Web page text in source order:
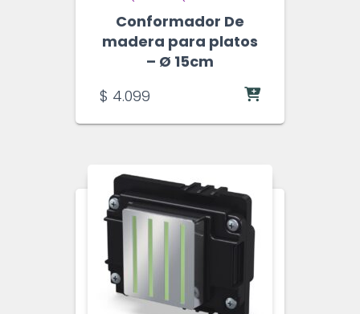
Conformador De
madera para platos
– Ø 15cm
$ 4.099